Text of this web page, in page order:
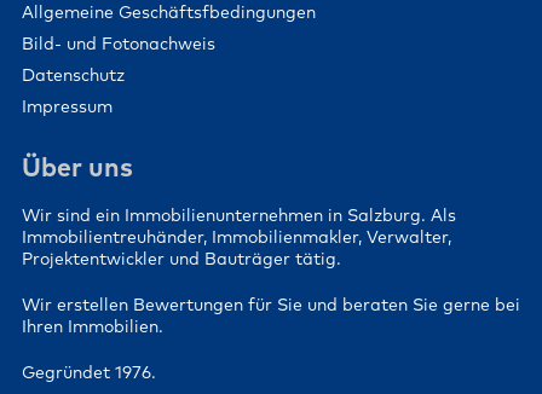
Allgemeine Geschäftsfbedingungen
Bild- und Fotonachweis
Datenschutz
Impressum
Über uns
Wir sind ein Immobilienunternehmen in Salzburg. Als
Immobilientreuhänder, Immobilienmakler, Verwalter,
Projektentwickler und Bauträger tätig.
Wir erstellen Bewertungen für Sie und beraten Sie gerne bei
Ihren Immobilien.
Gegründet 1976.